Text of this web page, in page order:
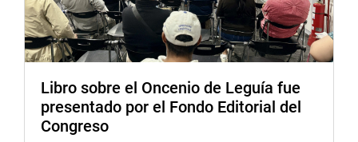
Libro sobre el Oncenio de Leguía fue
presentado por el Fondo Editorial del
Congreso